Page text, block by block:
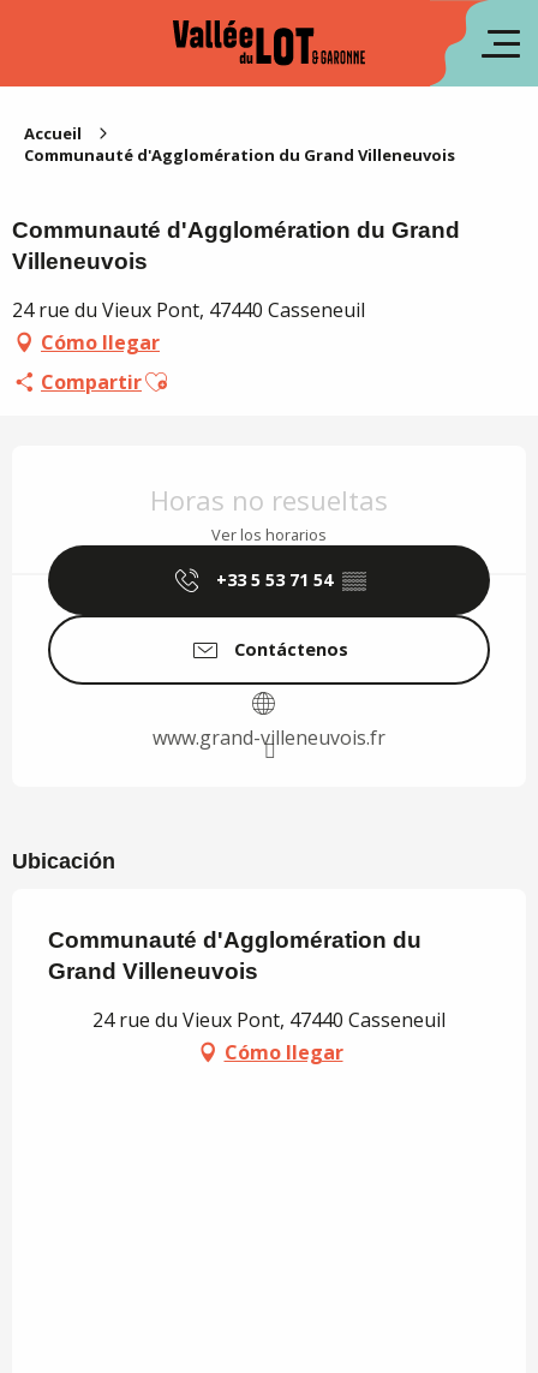
Accueil
Communauté d'Agglomération du Grand Villeneuvois
Communauté d'Agglomération du Grand
Villeneuvois
24 rue du Vieux Pont, 47440 Casseneuil
Cómo llegar
CompartirAjouter aux favoris
Horas no resueltas
Ver los horarios
+33 5 53 71 54 ▒▒
Contáctenos
www.grand-villeneuvois.fr
Ubicación
Communauté d'Agglomération du
Grand Villeneuvois
24 rue du Vieux Pont, 47440 Casseneuil
Cómo llegar